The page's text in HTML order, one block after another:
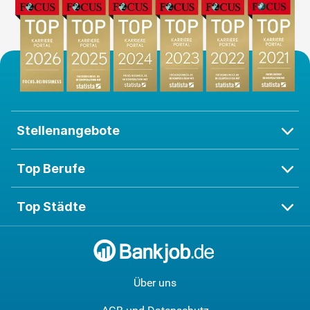
Stellenangebote
Top Berufe
Top Städte
Über uns